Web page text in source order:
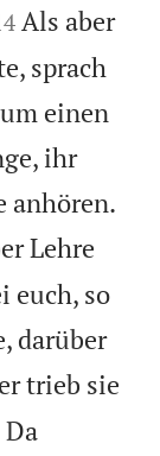
Als aber
sprach
einen
ihr
anhören.
Lehre
euch, so
darüber
trieb sie
Da